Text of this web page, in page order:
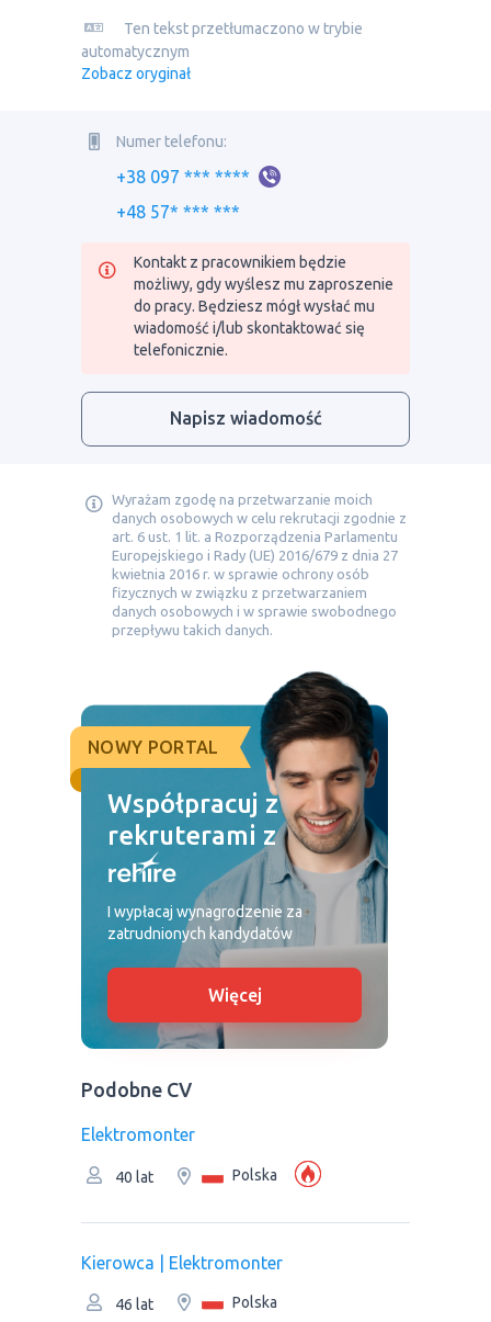
Ten tekst przetłumaczono w trybie
automatycznym
Zobacz oryginał
Numer telefonu:
+38 097 *** ****
+48 57* *** ***
Kontakt z pracownikiem będzie
możliwy, gdy wyślesz mu zaproszenie
do pracy. Będziesz mógł wysłać mu
wiadomość i/lub skontaktować się
telefonicznie.
Napisz wiadomość
Wyrażam zgodę na przetwarzanie moich
danych osobowych w celu rekrutacji zgodnie z
art. 6 ust. 1 lit. a Rozporządzenia Parlamentu
Europejskiego i Rady (UE) 2016/679 z dnia 27
kwietnia 2016 r. w sprawie ochrony osób
fizycznych w związku z przetwarzaniem
danych osobowych i w sprawie swobodnego
przepływu takich danych.
NOWY PORTAL
Współpracuj z
rekruterami z
I wypłacaj wynagrodzenie za
zatrudnionych kandydatów
Więcej
Podobne CV
Elektromonter
40 lat Polska
Kierowca | Elektromonter
46 lat Polska